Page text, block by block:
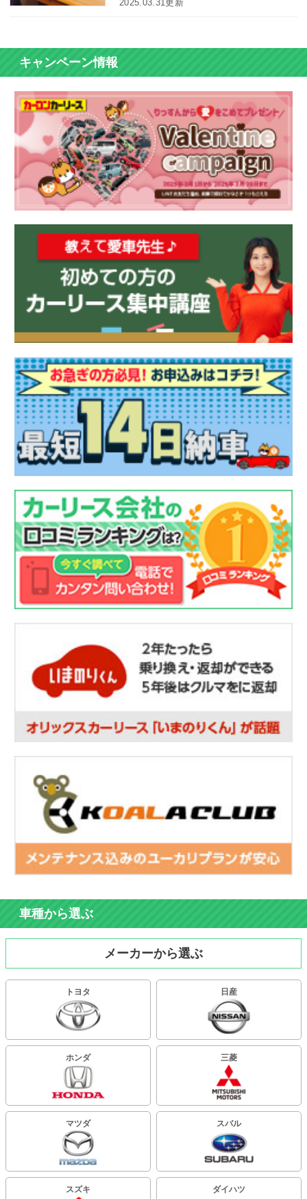
ーンの審査が心配な方が確認しておくと
2025.03.31更新
キャンペーン情報
車種から選ぶ
メーカーから選ぶ
トヨタ 日産
ホンダ 三菱
マツダ スバル
スズキ ダイハツ